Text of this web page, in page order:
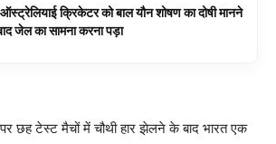
ऑस्ट्रेलियाई क्रिकेटर को बाल यौन शोषण का दोषी मानने
जेल का सामना करना पड़ा
छह टेस्ट मैचों में चौथी हार झेलने के बाद भारत एक